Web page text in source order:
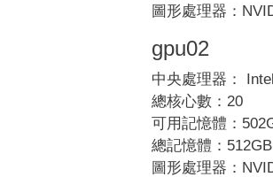
圖形處理器：
gpu02
中央處理器：
總核心數：20
可用記憶體：
總記憶體：512GB
圖形處理器：